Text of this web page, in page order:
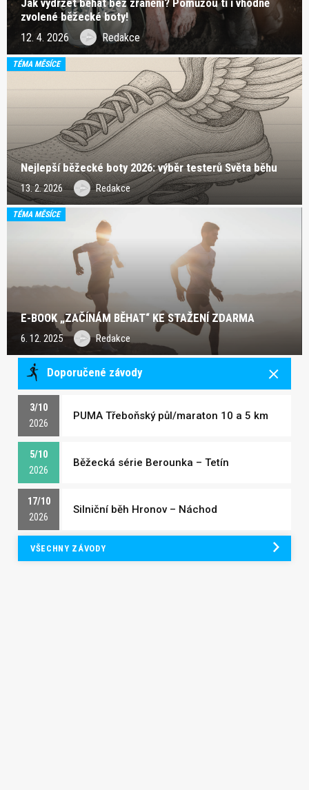
zvolené běžecké boty!
12. 4. 2026 Redakce
TÉMA MĚSÍCE
Nejlepší běžecké boty 2026: výběr testerů Světa běhu
13. 2. 2026 Redakce
TÉMA MĚSÍCE
E-BOOK „ZAČÍNÁM BĚHAT“ KE STAŽENÍ ZDARMA
6. 12. 2025 Redakce
Doporučené závody
3/10
2026
PUMA Třeboňský půl/maraton 10 a 5 km
5/10
2026
Běžecká série Berounka – Tetín
17/10
2026
Silniční běh Hronov – Náchod
VŠECHNY ZÁVODY